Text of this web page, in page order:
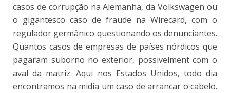
casos de corrupção na Alemanha, da Volkswagen ou
o gigantesco caso de fraude na Wirecard, com o
regulador germânico questionando os denunciantes.
Quantos casos de empresas de países nórdicos que
pagaram suborno no exterior, possivelment com o
aval da matriz. Aqui nos Estados Unidos, todo dia
encontramos na midia um caso de arrancar o cabelo.